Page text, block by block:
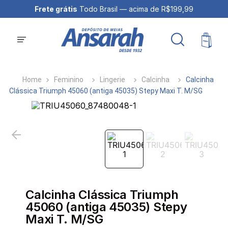
Frete grátis Todo Brasil — acima de R$199,99
Feminino Lingerie Calcinha
Calcinha
Clássica Triumph 45060 (antiga 45035) Stepy Maxi T. M/SG
Calcinha Clássica Triumph
45060 (antiga 45035) Stepy
Maxi T. M/SG